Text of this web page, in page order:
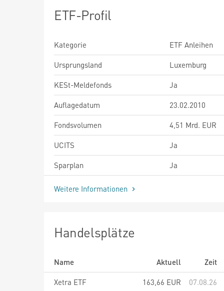
ETF-Profil
Kategorie
ETF Anleihen
Ursprungsland
Luxemburg
KESt-Meldefonds
Ja
Auflagedatum
23.02.2010
Fondsvolumen
4,51 Mrd. EUR
UCITS
Ja
Sparplan
Ja
Weitere Informationen
Handelsplätze
Name Aktuell
Zeit
Xetra ETF
163,66 EUR
07.08.26